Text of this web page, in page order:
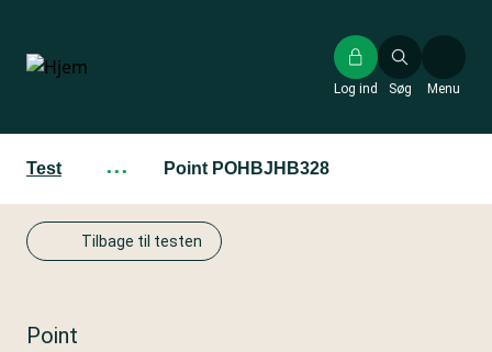
hovedindhold
Søg
Log ind Menu
Test ··· Point POHBJHB328
Tilbage til testen
Point